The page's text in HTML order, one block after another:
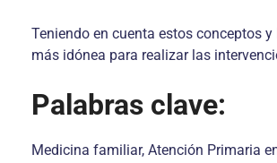
Teniendo en cuenta estos conceptos
más idónea para realizar las
Palabras clave:
Medicina familiar, Atención Primaria